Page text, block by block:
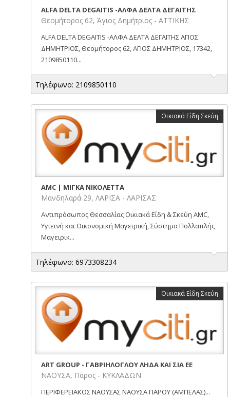
ALFA DELTA DEGAITIS -ΑΛΦΑ ΔΕΛΤΑ ΔΕΓΑΙΤΗΣ
Θεομήτορος 62, Άγιος Δημήτριος - ΑΤΤΙΚΗΣ
ALFA DELTA DEGAITIS -ΑΛΦΑ ΔΕΛΤΑ ΔΕΓΑΙΤΗΣ ΑΓΙΟΣ
ΔΗΜΗΤΡΙΟΣ, Θεομήτορος 62, ΑΓΙΟΣ ΔΗΜΗΤΡΙΟΣ, 17342,
2109850110...
Τηλέφωνο: 2109850110
Οικιακά Είδη Σκεύη
AMC | ΜΙΓΚΑ ΝΙΚΟΛΕΤΤΑ
Μανδηλαρά 29, ΛΑΡΙΣΑ - ΛΑΡΙΣΑΣ
Αντιπρόσωπος Θεσσαλίας Οικιακά Είδη & Σκεύη AMC,
Υγιεινή και Οικονομική Μαγειρική, Σύστημα Πολλαπλής
Μαγειρικ...
Τηλέφωνο: 6973308234
Οικιακά Είδη Σκεύη
ART GROUP - ΓΑΒΡΙΗΛΟΓΛΟΥ ΛΗΔΑ ΚΑΙ ΣΙΑ ΕΕ
ΝΑΟΥΣΑ, Πάρος - ΚΥΚΛΑΔΩΝ
ΠΕΡΙΦΕΡΕΙΑΚΟΣ ΝΑΟΥΣΑΣ ΝΑΟΥΣΑ ΠΑΡΟΥ (ΑΜΠΕΛΑΣ)...